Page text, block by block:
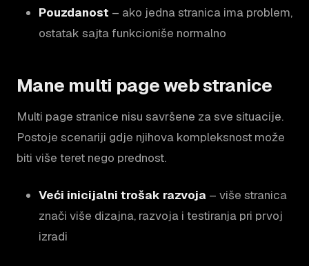
Pouzdanost – ako jedna stranica ima problem,
ostatak sajta funkcioniše normalno
Mane multi page web stranice
Multi page stranice nisu savršene za sve situacije.
Postoje scenariji gdje njihova kompleksnost može
biti više teret nego prednost.
Veći inicijalni trošak razvoja – više stranica
znači više dizajna, razvoja i testiranja pri prvoj
izradi